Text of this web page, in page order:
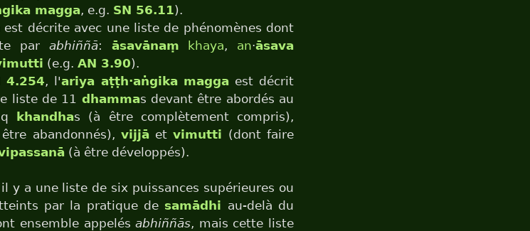
magga, e.g. SN 56.11).
est décrite avec une liste de phénomènes dont
par abhiññā: āsavānaṃ khaya, an·āsava
(e.g. AN 3.90).
4.254, l'ariya aṭṭh·aṅgika magga est décrit
liste de 11 dhammas devant être abordés au
khandhas (à être complètement compris),
abandonnés), vijjāetvimutti (dont faire
(à être développés).
y a une liste de six puissances supérieures ou
par la pratique de samādhi au-delà du
ensemble appelésabhiññās, mais cette liste